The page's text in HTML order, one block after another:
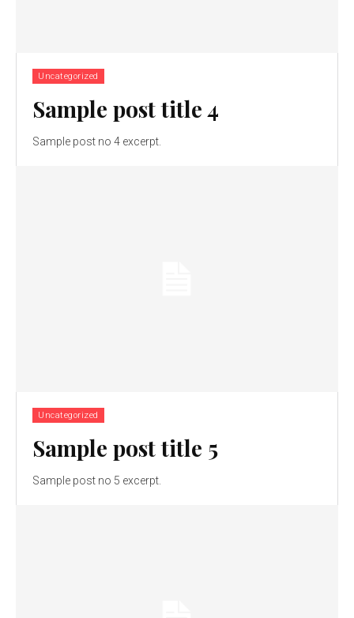
Uncategorized
Sample post title 4
Sample post no 4 excerpt.
Uncategorized
Sample post title 5
Sample post no 5 excerpt.